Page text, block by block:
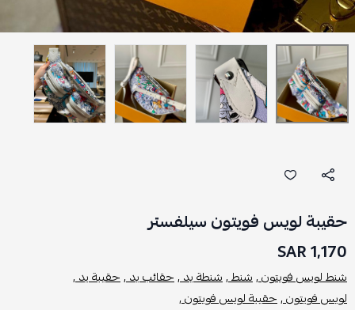
حقيبة لويس فويتون سيلفستر
1,170 SAR
شنط لويس فويتون ,شنط ,شنطة يد ,حقائب يد ,حقيبة يد ,
لويس فويتون ,حقيبة لويس فويتون ,